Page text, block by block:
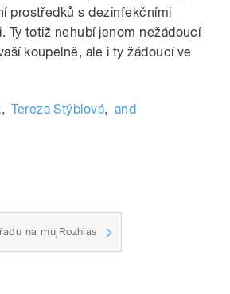
prostředků s dezinfekčními
Ty totiž nehubí jenom nežádoucí
koupelně, ale i ty žádoucí ve
, Tereza Stýblová, and
na mujRozhlas